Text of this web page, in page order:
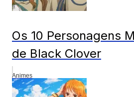
Os 10 Personagens
de Black Clover
Animes